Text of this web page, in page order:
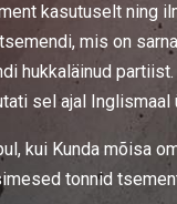
kasutuselt ning
mis on
hukkaläinud
sel ajal
kui Kunda mõisa
tonnid